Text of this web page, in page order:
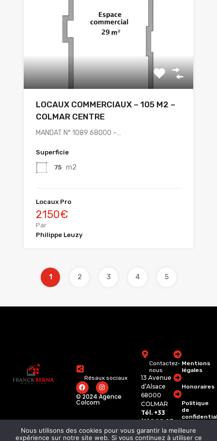
LOCAUX COMMERCIAUX – 105 M2 –
COLMAR CENTRE
MANDAT N° 1089 68000 –…
Superficie
75 m2
Locaux Pro
2150€
Par
Philippe Leuzy
1 2 3 4 5
Mentions
légales
Honoraires
Politique
de
Contactez-
nous
13 Avenue
d’Alsace
68000
COLMAR
Tél. +33
(0)6 08 83
74 62
Résaux sociaux
© 2024 Agence
Colcom
Nous utilisons des cookies pour vous garantir la meilleure
expérience sur notre site web. Si vous continuez à utiliser ce